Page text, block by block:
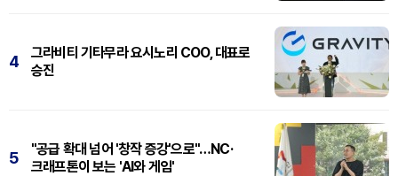
4
그라비티 기타무라 요시노리 COO, 대표로
승진
5
"공급 확대 넘어 '창작 증강'으로"…NC·
크래프톤이 보는 'AI와 게임'